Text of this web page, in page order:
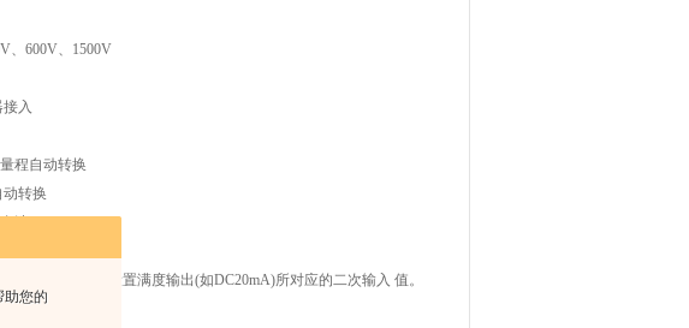
助您的
、600V、1500V
入
程自动转换
转换
选）
仪表设置菜单可设置满度输出(如DC20mA)所对应的二次输入 值。
、9600可设